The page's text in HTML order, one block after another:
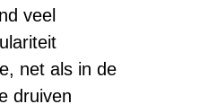
veel
net als in de
druiven